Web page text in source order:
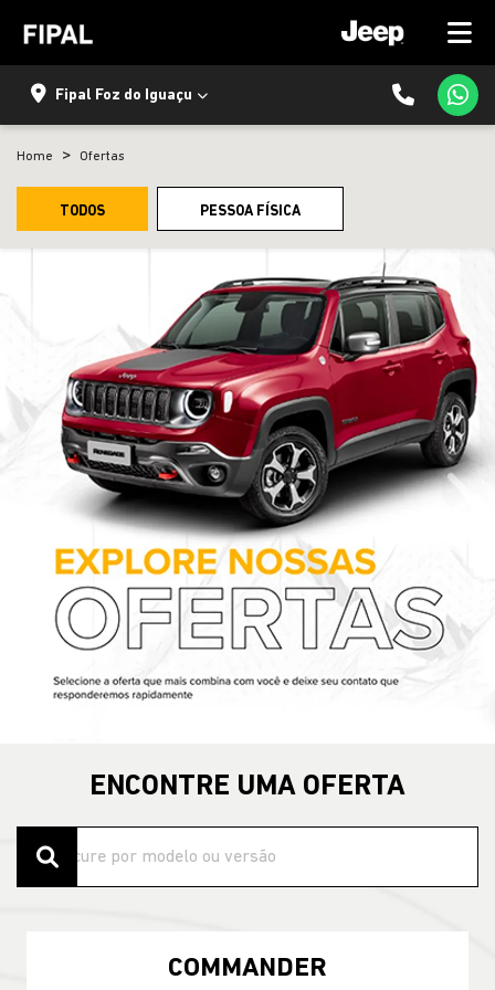
Fipal Foz do Iguaçu
Home Ofertas
TODOS PESSOA FÍSICA